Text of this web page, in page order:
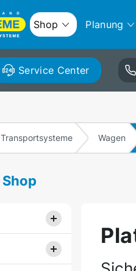
Shop Planung
Service Center
Transportsysteme Wagen
Shop